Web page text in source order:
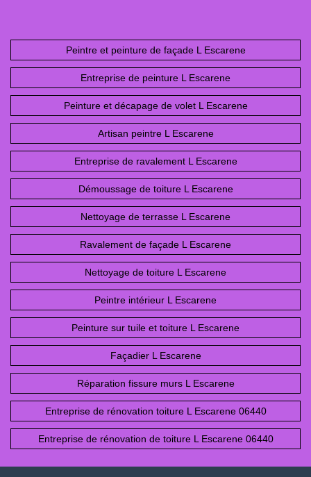
Peintre et peinture de façade L Escarene
Entreprise de peinture L Escarene
Peinture et décapage de volet L Escarene
Artisan peintre L Escarene
Entreprise de ravalement L Escarene
Démoussage de toiture L Escarene
Nettoyage de terrasse L Escarene
Ravalement de façade L Escarene
Nettoyage de toiture L Escarene
Peintre intérieur L Escarene
Peinture sur tuile et toiture L Escarene
Façadier L Escarene
Réparation fissure murs L Escarene
Entreprise de rénovation toiture L Escarene 06440
Entreprise de rénovation de toiture L Escarene 06440